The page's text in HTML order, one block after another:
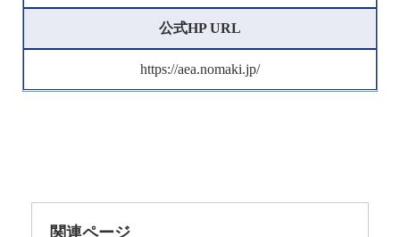
公式HP URL
https://aea.nomaki.jp/
関連ページ